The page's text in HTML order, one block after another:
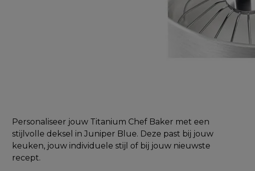
Personaliseer jouw Titanium Chef Baker met een
stijlvolle deksel in Juniper Blue. Deze past bij jouw
keuken, jouw individuele stijl of bij jouw nieuwste
recept.